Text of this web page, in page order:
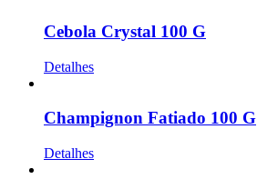
Cebola Crystal 100 G
Detalhes
Champignon Fatiado 100 G
Detalhes